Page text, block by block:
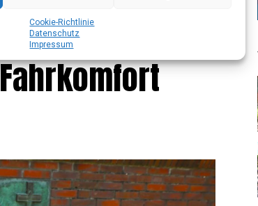
Coo­kie-Richt­li­nie
Daten­schutz
Impres­sum
aus